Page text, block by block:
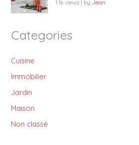
1.1k views | by Jean
Categories
Cuisine
Immobilier
Jardin
Maison
Non classé